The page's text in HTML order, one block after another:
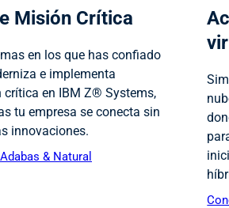
Misión Crítica
en los que has confiado
e implementa
en IBM Z® Systems,
tu empresa se conecta sin
innovaciones.
& Natural